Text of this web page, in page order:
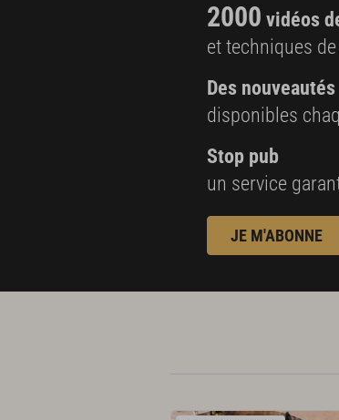
2000 vidéos
et techniques
Des nouveautés
disponibles
Stop pub
un service
JE M'ABONNE